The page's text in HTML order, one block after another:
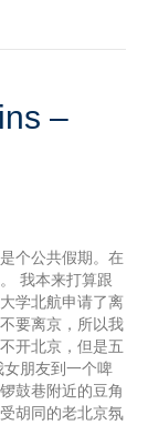
–
个公共假期。在
我本来打算跟
学北航申请了离
要离京，所以我
开北京，但是五
朋友到一个啤
鼓巷附近的豆角
胡同的老北京氛